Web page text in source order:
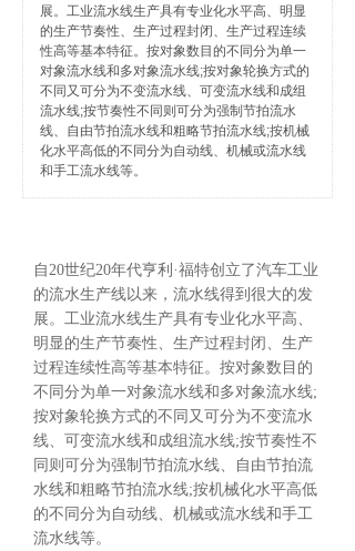
展。工业流水线生产具有专业化水平高、明显
的生产节奏性、生产过程封闭、生产过程连续
性高等基本特征。按对象数目的不同分为单一
对象流水线和多对象流水线;按对象轮换方式的
不同又可分为不变流水线、可变流水线和成组
流水线;按节奏性不同则可分为强制节拍流水
线、自由节拍流水线和粗略节拍流水线;按机械
化水平高低的不同分为自动线、机械或流水线
和手工流水线等。
自20世纪20年代亨利·福特创立了汽车工业
的流水生产线以来，流水线得到很大的发
展。工业流水线生产具有专业化水平高、
明显的生产节奏性、生产过程封闭、生产
过程连续性高等基本特征。按对象数目的
不同分为单一对象流水线和多对象流水线;
按对象轮换方式的不同又可分为不变流水
线、可变流水线和成组流水线;按节奏性不
同则可分为强制节拍流水线、自由节拍流
水线和粗略节拍流水线;按机械化水平高低
的不同分为自动线、机械或流水线和手工
流水线等。